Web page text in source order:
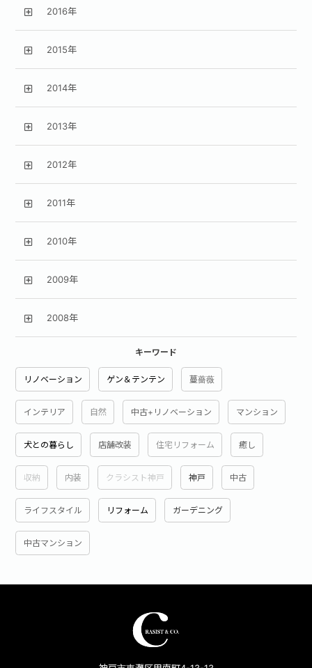
2016年
2015年
2014年
2013年
2012年
2011年
2010年
2009年
2008年
キーワード
リノベーション ゲン＆テンテン 蔓薔薇
インテリア 自然 中古+リノベーション マンション
犬との暮らし 店舗改装 住宅リフォーム 癒し
収納 内装 クラシスト神戸 神戸 中古
ライフスタイル リフォーム ガーデニング
中古マンション